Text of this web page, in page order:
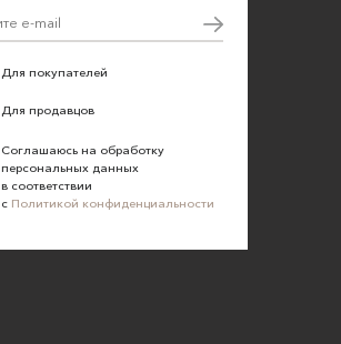
Для покупателей
Для продавцов
Соглашаюсь на обработку
персональных данных
в соответствии
с Политикой конфиденциальности